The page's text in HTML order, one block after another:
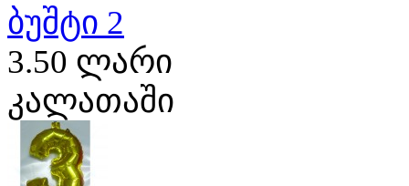
ბუშტი 2
3.50 ლარი
კალათაში